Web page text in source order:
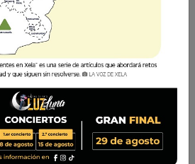
La Voz de Xela mantiene activa su
una iniciativa que busca
su audiencia con el sorteo de una
con una oportunidad que
posible. La Voz de Xela
de Año Nuevo, una
la fidelidad de su audiencia
motociclet...